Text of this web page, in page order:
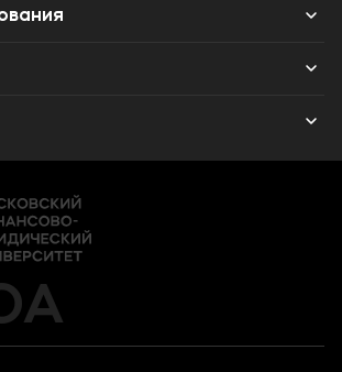
образования
образование
образование